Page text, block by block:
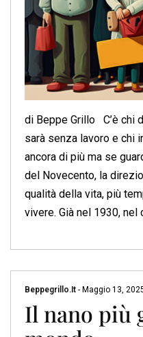
di Beppe Grillo C’è chi
sarà senza lavoro e chi
ancora di più ma se
del Novecento, la
qualità della vita, più
vivere. Già nel 1930,
Beppegrillo.it - Maggio 13,
Il nano più